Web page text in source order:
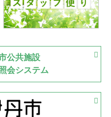
広場
古池運動広場
が開催
技の部
公共施設
会システム